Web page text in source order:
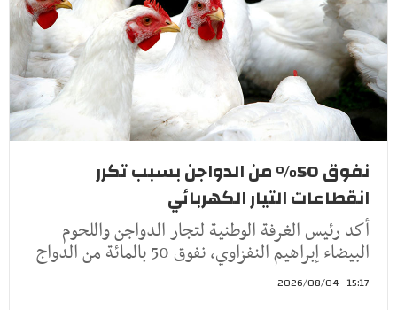
نفوق 50% من الدواجن بسبب تكرر
انقطاعات التيار الكهربائي
أكد رئيس الغرفة الوطنية لتجار الدواجن واللحوم
البيضاء إبراهيم النفزاوي، نفوق 50 بالمائة من الدواج
15:17 - 2026/08/04